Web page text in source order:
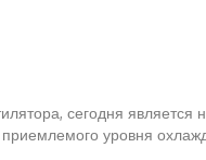
сегодня
уровня